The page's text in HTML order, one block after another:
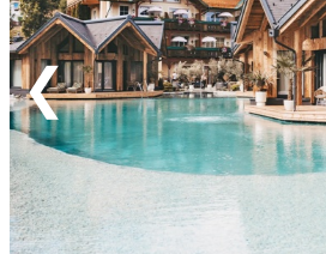
Röd = ankomstdatum är
Vit = ingen ankomst möjlig
Eventuell rabatt är avdragen från de